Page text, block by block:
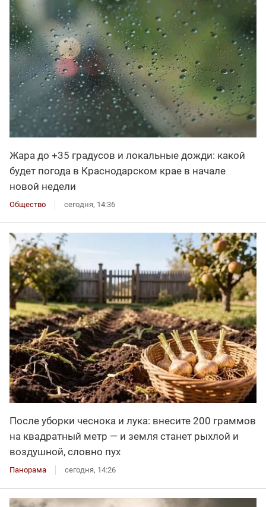
Жара до +35 градусов и локальные дожди: какой
будет погода в Краснодарском крае в начале
новой недели
Общество сегодня, 14:36
После уборки чеснока и лука: внесите 200 граммов
на квадратный метр — и земля станет рыхлой и
воздушной, словно пух
Панорама сегодня, 14:26